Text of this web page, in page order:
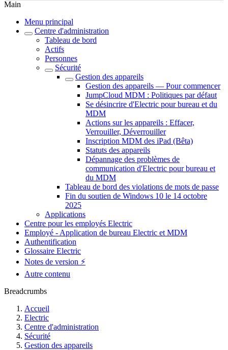
Main
Menu principal
Centre d'administration
Tableau de bord
Actifs
Personnes
Sécurité
Gestion des appareils
Gestion des appareils — Pour commencer
JumpCloud MDM : Politiques par défaut
Se désincrire d'Electric pour bureau et du
MDM
Actions sur les appareils : Effacer,
Verrouiller, Déverrouiller
Inscription MDM des iPad (Bêta)
Statuts des appareils
Dépannage des problèmes de
communication d'Electric pour bureau et
du MDM
Tableau de bord des violations de mots de passe
Fin du soutien de Windows 10 le 14 octobre
2025
Applications
Centre pour les employés Electric
Employé - Application de bureau Electric et MDM
Authentification
Glossaire Electric
Notes de version ⚡️
Autre contenu
Breadcrumbs
Accueil
Electric
Centre d'administration
Sécurité
Gestion des appareils